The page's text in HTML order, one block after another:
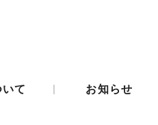
て | お知らせ